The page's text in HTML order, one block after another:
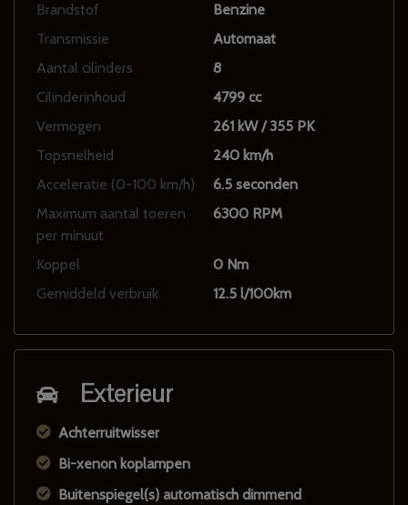
Brandstof
Benzine
Transmissie
Automaat
Aantal cilinders
8
Cilinderinhoud
4799 cc
Vermogen
261 kW / 355 PK
Topsnelheid
240 km/h
Acceleratie (0-100 km/h)
6.5 seconden
Maximum aantal toeren
per minuut
6300 RPM
Koppel
0 Nm
Gemiddeld verbruik
12.5 l/100km
Exterieur
Achterruitwisser
Bi-xenon koplampen
Buitenspiegel(s) automatisch dimmend